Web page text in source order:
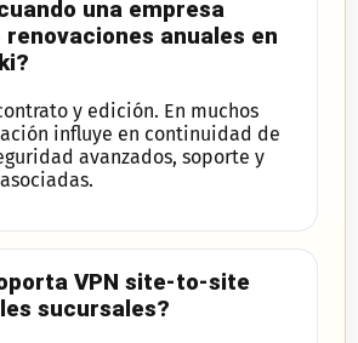
una empresa
renovaciones anuales en
y edición. En muchos
influye en continuidad de
avanzados, soporte y
VPN site-to-site
sucursales?